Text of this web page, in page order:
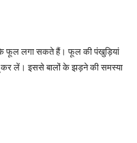
फूल लगा सकते हैं। फूल की पंखुड़ियां
कर लें। इससे बालों के झड़ने की समस्या